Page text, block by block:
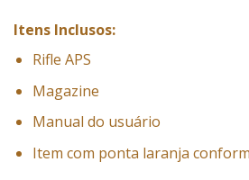
Itens Inclusos:
Rifle APS
Magazine
Manual do usuário
Item com ponta laranja